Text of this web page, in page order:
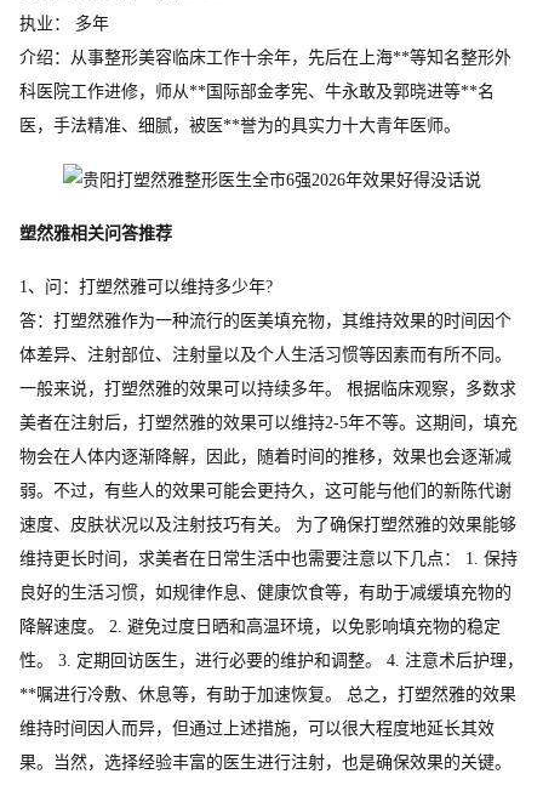
执业： 多年
介绍：从事整形美容临床工作十余年，先后在上海**等知名整形外
科医院工作进修，师从**国际部金孝宪、牛永敢及郭晓进等**名
医，手法精准、细腻，被医**誉为的具实力十大青年医师。
塑然雅相关问答推荐
1、问：打塑然雅可以维持多少年?
答：打塑然雅作为一种流行的医美填充物，其维持效果的时间因个
体差异、注射部位、注射量以及个人生活习惯等因素而有所不同。
一般来说，打塑然雅的效果可以持续多年。 根据临床观察，多数求
美者在注射后，打塑然雅的效果可以维持2-5年不等。这期间，填充
物会在人体内逐渐降解，因此，随着时间的推移，效果也会逐渐减
弱。不过，有些人的效果可能会更持久，这可能与他们的新陈代谢
速度、皮肤状况以及注射技巧有关。 为了确保打塑然雅的效果能够
维持更长时间，求美者在日常生活中也需要注意以下几点： 1. 保持
良好的生活习惯，如规律作息、健康饮食等，有助于减缓填充物的
降解速度。 2. 避免过度日晒和高温环境，以免影响填充物的稳定
性。 3. 定期回访医生，进行必要的维护和调整。 4. 注意术后护理，
**嘱进行冷敷、休息等，有助于加速恢复。 总之，打塑然雅的效果
维持时间因人而异，但通过上述措施，可以很大程度地延长其效
果。当然，选择经验丰富的医生进行注射，也是确保效果的关键。